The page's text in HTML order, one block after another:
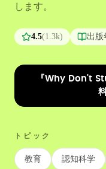
します。
4.5(1.3k) 出版
『Why Don't
トピック
教育 認知科学